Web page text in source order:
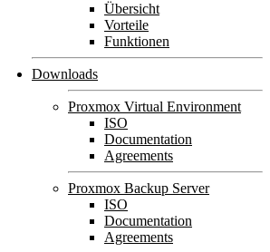
Übersicht
Vorteile
Funktionen
Downloads
Proxmox Virtual Environment
ISO
Documentation
Agreements
Proxmox Backup Server
ISO
Documentation
Agreements